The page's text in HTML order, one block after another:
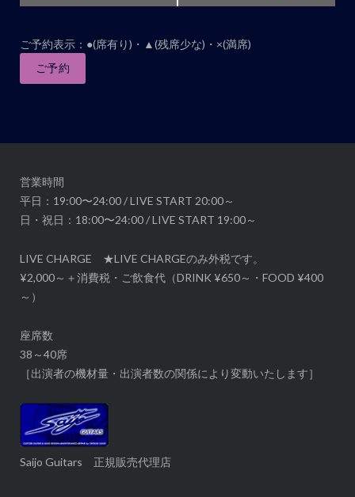
ト
ナ
ビ
シ
ン
ご予約表示：●(席有り)・▲(残席少な)・×(満席)
ご予約
営業時間
平日：19:00〜24:00 / LIVE START 20:00～
日・祝日：18:00〜24:00 / LIVE START 19:00～
LIVE CHARGE ★LIVE CHARGEのみ外税です。
¥2,000～＋消費税・ご飲食代（DRINK ¥650～・FOOD ¥400
～）
座席数
38～40席
［出演者の機材量・出演者数の関係により変動いたします］
Saijo Guitars 正規販売代理店